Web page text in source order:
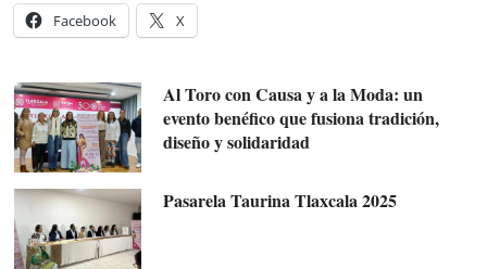
Facebook X
Al Toro con Causa y a la Moda: un
evento benéfico que fusiona tradición,
diseño y solidaridad
Pasarela Taurina Tlaxcala 2025